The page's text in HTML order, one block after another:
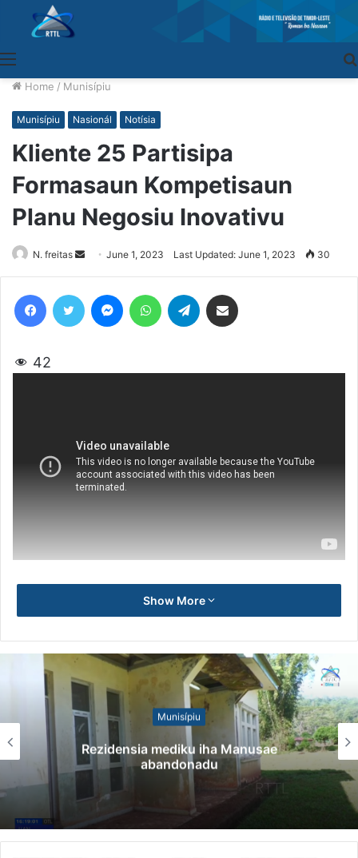
Home / Munisípiu
Munisípiu Nasionál Notísia
Kliente 25 Partisipa
Formasaun Kompetisaun
Planu Negosiu Inovativu
N. freitas
Send
an
email
June 1, 2023 Last Updated: June 1, 2023 30
42
Show More
Munisípiu
Rezidensia mediku iha Manusae
abandonadu